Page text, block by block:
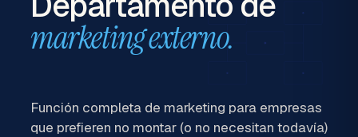
marketing externo.
Función completa de marketing para empresas
que prefieren no montar (o no necesitan todavía)